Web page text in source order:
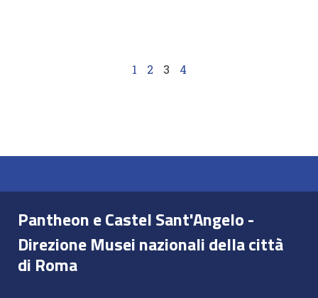
1 2 3 4
Pantheon e Castel Sant'Angelo -
Direzione Musei nazionali della città
di Roma